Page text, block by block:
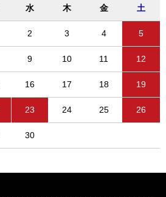
水 木 金 土
2 3 4 5
9 10 11 12
16 17 18 19
23 24 25 26
30